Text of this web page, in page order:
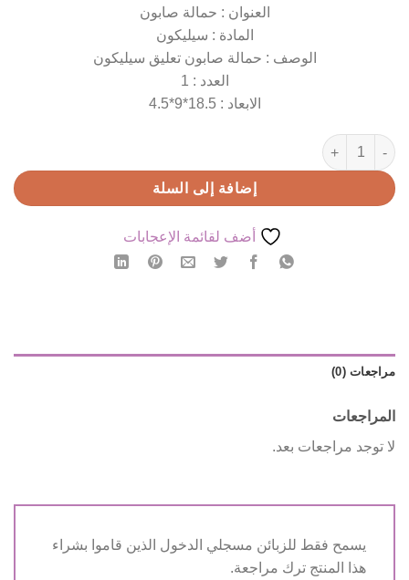
العنوان : حمالة صابون
المادة : سيليكون
الوصف : حمالة صابون تعليق سيليكون
العدد : 1
الابعاد : 18.5*9*4.5
كمية حمالة صابون سيلكون
إضافة إلى السلة
أضف لقائمة الإعجابات
مراجعات (0)
المراجعات
لا توجد مراجعات بعد.
يسمح فقط للزبائن مسجلي الدخول الذين قاموا بشراء
هذا المنتج ترك مراجعة.